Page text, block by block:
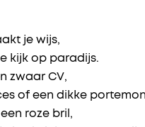
je wijs,
kijk op paradijs.
zwaar CV,
of een dikke
roze bril,